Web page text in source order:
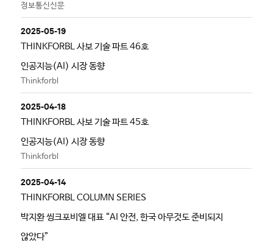
정보통신신문
2025-05-19
THINKFORBL 사보 기술 파트 46호
인공지능(AI) 시장 동향
Thinkforbl
2025-04-18
THINKFORBL 사보 기술 파트 45호
인공지능(AI) 시장 동향
Thinkforbl
2025-04-14
THINKFORBL COLUMN SERIES
박지환 씽크포비엘 대표 “AI 안전, 한국 아무것도 준비되지
않았다”